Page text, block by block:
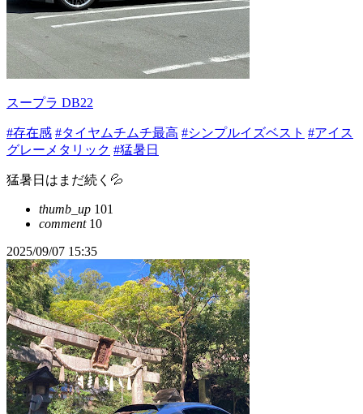
スープラ DB22
#存在感 #タイヤムチムチ最高 #シンプルイズベスト #アイス
グレーメタリック #猛暑日
猛暑日はまだ続く💦
thumb_up 101
comment10
2025/09/07 15:35